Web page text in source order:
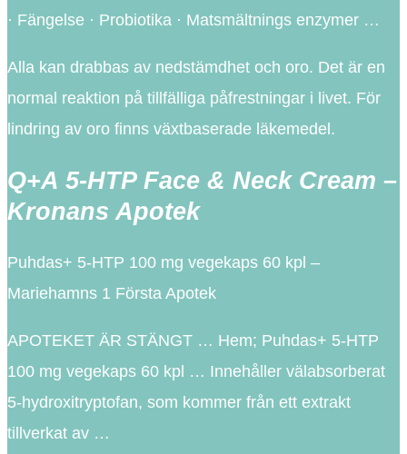
· Fängelse · Probiotika · Matsmältnings enzymer …
Alla kan drabbas av nedstämdhet och oro. Det är en
normal reaktion på tillfälliga påfrestningar i livet. För
lindring av oro finns växtbaserade läkemedel.
Q+A 5-HTP Face & Neck Cream –
Kronans Apotek
Puhdas+ 5-HTP 100 mg vegekaps 60 kpl –
Mariehamns 1 Första Apotek
APOTEKET ÄR STÄNGT … Hem; Puhdas+ 5-HTP
100 mg vegekaps 60 kpl … Innehåller välabsorberat
5-hydroxitryptofan, som kommer från ett extrakt
tillverkat av …